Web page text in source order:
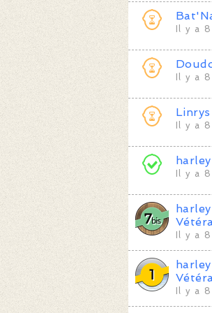
Il y a
Il y a
Linrys
Il y a
Il y a
Il y a
Il y a